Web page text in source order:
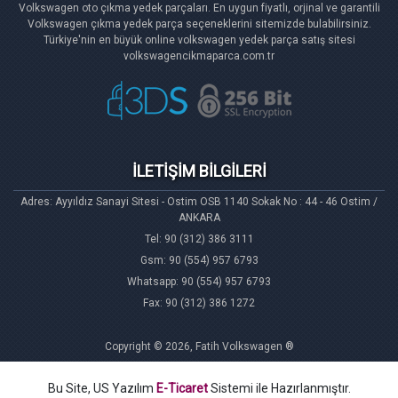
Volkswagen oto çıkma yedek parçaları. En uygun fiyatlı, orjinal ve garantili
Volkswagen çıkma yedek parça seçeneklerini sitemizde bulabilirsiniz.
Türkiye'nin en büyük online volkswagen yedek parça satış sitesi
volkswagencikmaparca.com.tr
İLETİŞİM BİLGİLERİ
Adres: Ayyıldız Sanayi Sitesi - Ostim OSB 1140 Sokak No : 44 - 46 Ostim /
ANKARA
Tel: 90 (312) 386 3111
Gsm: 90 (554) 957 6793
Whatsapp: 90 (554) 957 6793
Fax: 90 (312) 386 1272
Copyright © 2026, Fatih Volkswagen ®
Bu Site, US Yazılım E-TicaretSistemi ile Hazırlanmıştır.